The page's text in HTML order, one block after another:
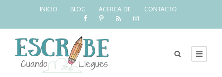
INICIO BLOG ACERCA DE CONTACTO